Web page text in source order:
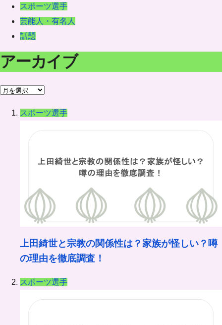
スポーツ選手
芸能人・有名人
話題
アーカイブ
ア
スポーツ選手
上田綺世と宗教の関係性は？家族が怪しい？噂
の理由を徹底調査！
スポーツ選手